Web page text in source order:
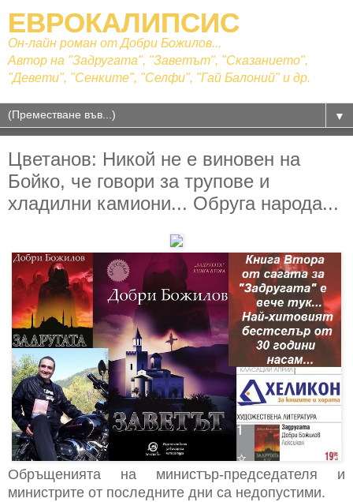
ЕВРОКАЛИПСИС
Он-лайн роман от Добри Божилов...
Автор на "Задругата", "Заветът", "Сказанието",
"Девети", "Сенките", "Селфи", "Гай Балоний" и др.
▼
Цветанов: Никой не е виновен на
Бойко, че говори за трупове и
хладилни камиони... Обруга народа...
Обръщенията на министър-председателя и
министрите от последните дни са недопустими.